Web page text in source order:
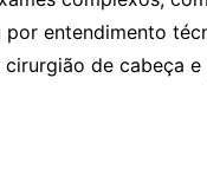
entendimento
de cabeça e